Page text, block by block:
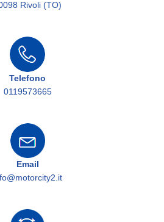
Rivoli (TO)
Telefono
0119573665
Email